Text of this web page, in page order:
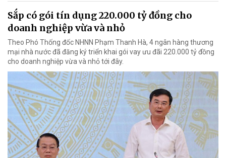
Sắp có gói tín dụng 220.000 tỷ đồng cho
doanh nghiệp vừa và nhỏ
Theo Phó Thống đốc NHNN Phạm Thanh Hà, 4 ngân hàng thương
mại nhà nước đã đăng ký triển khai gói vay ưu đãi 220.000 tỷ đồng
cho doanh nghiệp vừa và nhỏ tới đây.